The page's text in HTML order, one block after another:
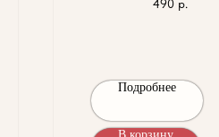
490 р.
Подробнее